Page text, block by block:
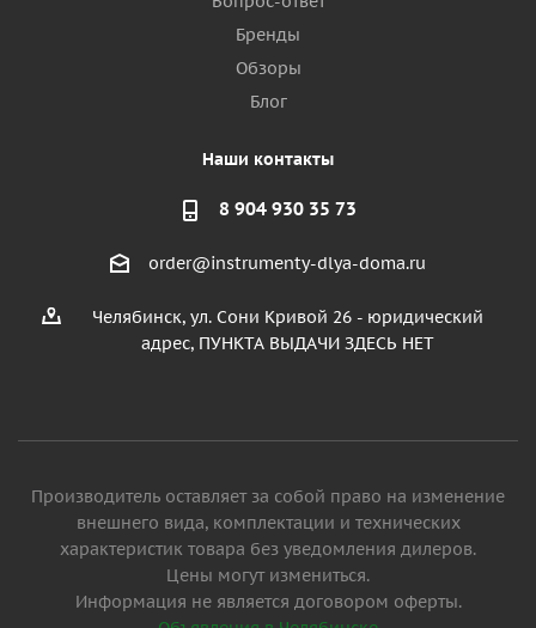
Бренды
Обзоры
Блог
Наши контакты
8 904 930 35 73
order@instrumenty-dlya-doma.ru
Челябинск, ул. Сони Кривой 26 - юридический
адрес, ПУНКТА ВЫДАЧИ ЗДЕСЬ НЕТ
Производитель оставляет за собой право на изменение
внешнего вида, комплектации и технических
характеристик товара без уведомления дилеров.
Цены могут измениться.
Информация не является договором оферты.